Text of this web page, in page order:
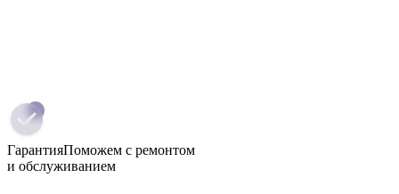
ГарантияПоможем с ремонтом
и обслуживанием